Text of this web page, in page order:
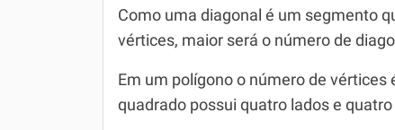
Como uma diagonal é um segmento
vértices, maior será o número de
Em um polígono o número de
quadrado possui quatro lados e